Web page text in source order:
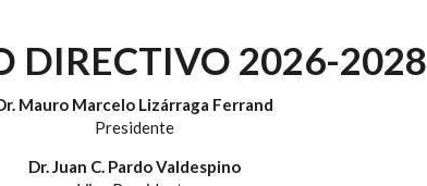
DIRECTIVO 2026-2028
Mauro Marcelo Lizárraga Ferrand
Presidente
Dr. Juan C. Pardo Valdespino